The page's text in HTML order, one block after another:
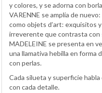
y colores, y se adorna con
VARENNE se amplía de
como objets d’art: exquisitos
irreverente que contrasta con
MADELEINE se presenta en
una llamativa hebilla en forma
con perlas.
Cada silueta y superficie
con cada detalle.